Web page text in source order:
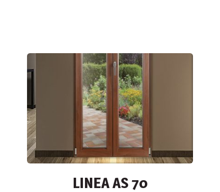
LINEA AS 70